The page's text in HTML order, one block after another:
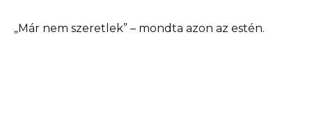
„Már nem szeretlek” – mondta azon az estén.